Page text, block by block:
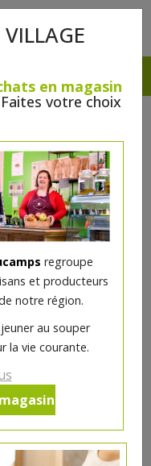
en magasin
votre choix
regroupe
et producteurs
notre région.
au souper
la vie courante.